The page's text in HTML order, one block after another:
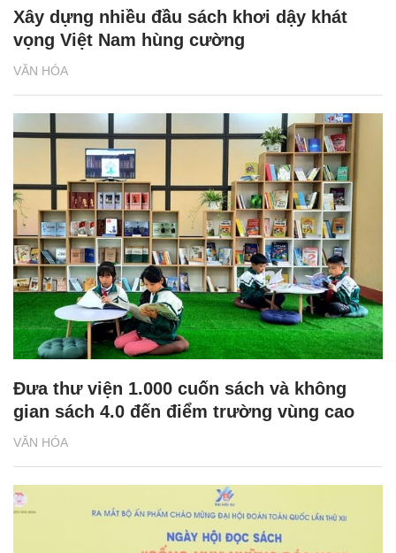
VĂN HÓA
Xây dựng nhiều đầu sách khơi dậy khát
vọng Việt Nam hùng cường
VĂN HÓA
Đưa thư viện 1.000 cuốn sách và không
gian sách 4.0 đến điểm trường vùng cao